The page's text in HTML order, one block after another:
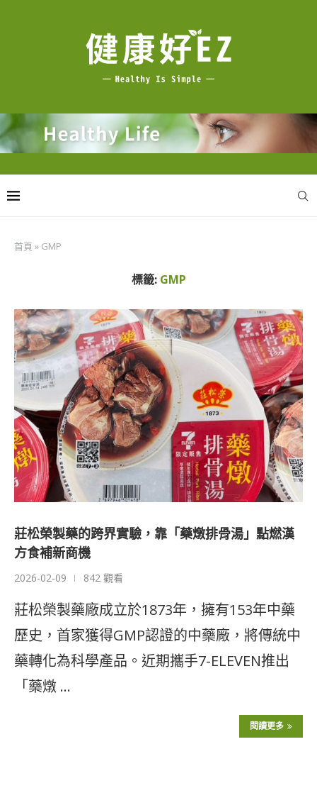
首頁 » GMP
標籤: GMP
莊松榮製藥的跨界實驗，靠「藥燉排骨湯」點燃漢
方食補新商機
2026-02-09 842 觀看
莊松榮製藥廠成立於1873年，擁有153年中藥
歷史，首家獲得GMP認證的中藥廠，將傳統中
藥轉化為科學產品。近期攜手7-ELEVEN推出
「藥燉 …
閱讀更多